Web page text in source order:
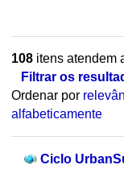
108itens atendem
Filtrar os
Ordenar por
alfabeticamente
Ciclo